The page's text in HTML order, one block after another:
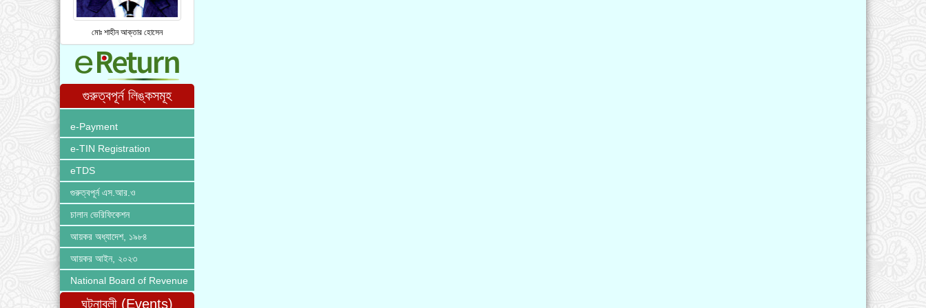
মোঃ শাহীন আক্তার হোসেন
গুরুত্বপূর্ন লিঙ্কসমূহ
e-Payment
e-TIN Registration
eTDS
গুরুত্বপূর্ন এস.আর.ও
চালান ভেরিফিকেশন
আয়কর অধ্যাদেশ, ১৯৮৪
আয়কর আইন, ২০২৩
National Board of Revenue
ঘটনাবলী (Events)